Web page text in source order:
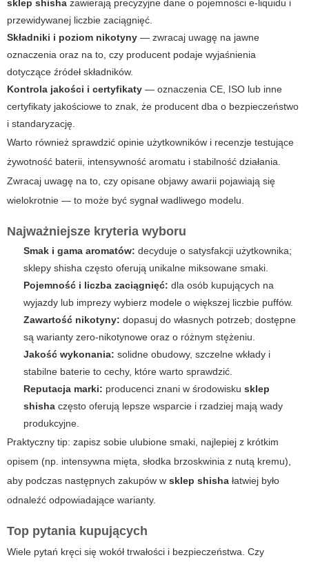
sklep shisha zawierają precyzyjne dane o pojemności e-liquidu i
przewidywanej liczbie zaciągnięć.
Składniki i poziom nikotyny — zwracaj uwagę na jawne
oznaczenia oraz na to, czy producent podaje wyjaśnienia
dotyczące źródeł składników.
Kontrola jakości i certyfikaty — oznaczenia CE, ISO lub inne
certyfikaty jakościowe to znak, że producent dba o bezpieczeństwo
i standaryzację.
Warto również sprawdzić opinie użytkowników i recenzje testujące
żywotność baterii, intensywność aromatu i stabilność działania.
Zwracaj uwagę na to, czy opisane objawy awarii pojawiają się
wielokrotnie — to może być sygnał wadliwego modelu.
Najważniejsze kryteria wyboru
Smak i gama aromatów: decyduje o satysfakcji użytkownika;
sklepy shisha często oferują unikalne miksowane smaki.
Pojemność i liczba zaciągnięć: dla osób kupujących na
wyjazdy lub imprezy wybierz modele o większej liczbie puffów.
Zawartość nikotyny: dopasuj do własnych potrzeb; dostępne
są warianty zero-nikotynowe oraz o różnym stężeniu.
Jakość wykonania: solidne obudowy, szczelne wkłady i
stabilne baterie to cechy, które warto sprawdzić.
Reputacja marki: producenci znani w środowisku sklep
shisha często oferują lepsze wsparcie i rzadziej mają wady
produkcyjne.
Praktyczny tip: zapisz sobie ulubione smaki, najlepiej z krótkim
opisem (np. intensywna mięta, słodka brzoskwinia z nutą kremu),
aby podczas następnych zakupów w sklep shisha łatwiej było
odnaleźć odpowiadające warianty.
Top pytania kupujących
Wiele pytań kręci się wokół trwałości i bezpieczeństwa. Czy